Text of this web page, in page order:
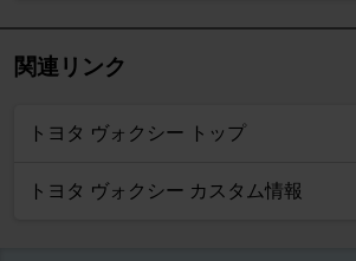
関連リンク
トヨタ ヴォクシー トップ
トヨタ ヴォクシー カスタム情報